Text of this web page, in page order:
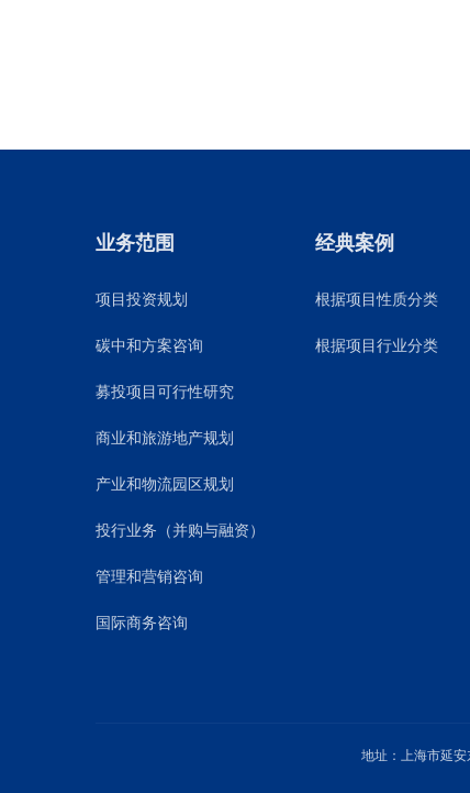
业务范围
项目投资规划
碳中和方案咨询
募投项目可行性研究
商业和旅游地产规划
产业和物流园区规划
投行业务（并购与融资）
管理和营销咨询
国际商务咨询
经典案例
根据项目性质分类
根据项目行业分类
地址：上海市延